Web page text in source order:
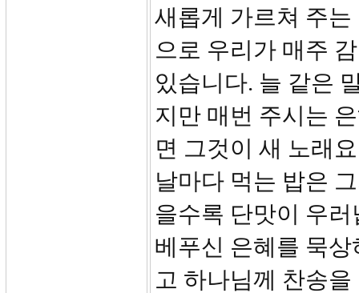
새롭게 가르쳐 주
으로 우리가 매주
있습니다. 늘 같은
지만 매번 주시는
면 그것이 새 노래
날마다 먹는 밥은
을수록 단맛이 우
베푸신 은혜를 묵
고 하나님께 찬송